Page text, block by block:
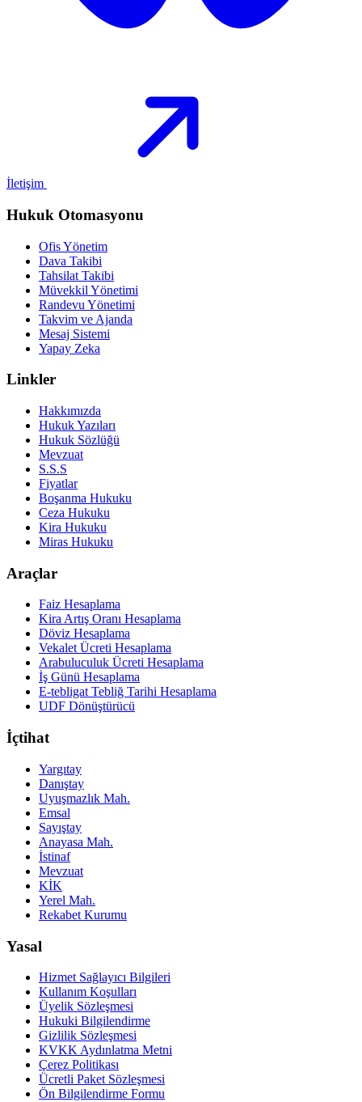
İletişim
Hukuk Otomasyonu
Ofis Yönetim
Dava Takibi
Tahsilat Takibi
Müvekkil Yönetimi
Randevu Yönetimi
Takvim ve Ajanda
Mesaj Sistemi
Yapay Zeka
Linkler
Hakkımızda
Hukuk Yazıları
Hukuk Sözlüğü
Mevzuat
S.S.S
Fiyatlar
Boşanma Hukuku
Ceza Hukuku
Kira Hukuku
Miras Hukuku
Araçlar
Faiz Hesaplama
Kira Artış Oranı Hesaplama
Döviz Hesaplama
Vekalet Ücreti Hesaplama
Arabuluculuk Ücreti Hesaplama
İş Günü Hesaplama
E-tebligat Tebliğ Tarihi Hesaplama
UDF Dönüştürücü
İçtihat
Yargıtay
Danıştay
Uyuşmazlık Mah.
Emsal
Sayıştay
Anayasa Mah.
İstinaf
Mevzuat
KİK
Yerel Mah.
Rekabet Kurumu
Yasal
Hizmet Sağlayıcı Bilgileri
Kullanım Koşulları
Üyelik Sözleşmesi
Hukuki Bilgilendirme
Gizlilik Sözleşmesi
KVKK Aydınlatma Metni
Çerez Politikası
Ücretli Paket Sözleşmesi
Ön Bilgilendirme Formu